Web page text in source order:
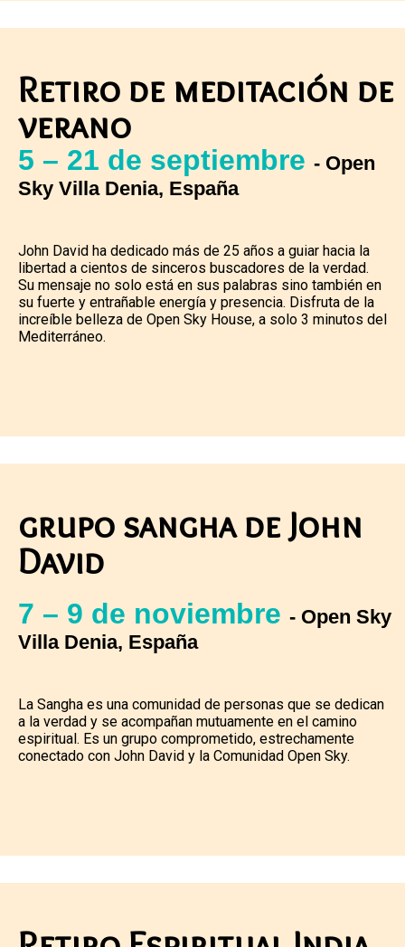
Retiro de meditación de
verano
5 – 21 de septiembre - Open
Sky Villa Denia, España
John David ha dedicado más de 25 años a guiar hacia la
libertad a cientos de sinceros buscadores de la verdad.
Su mensaje no solo está en sus palabras sino también en
su fuerte y entrañable energía y presencia. Disfruta de la
increíble belleza de Open Sky House, a solo 3 minutos del
Mediterráneo.
grupo sangha de John
David
7 – 9 de noviembre - Open Sky
Villa Denia, España
La Sangha es una comunidad de personas que se dedican
a la verdad y se acompañan mutuamente en el camino
espiritual. Es un grupo comprometido, estrechamente
conectado con John David y la Comunidad Open Sky.